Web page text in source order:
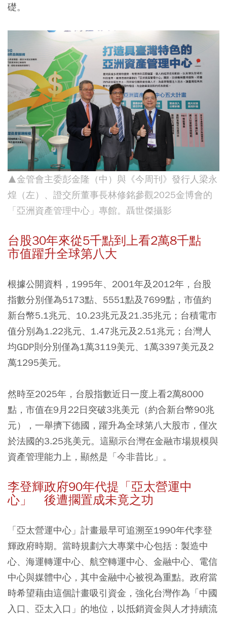
礎。
▲金管會主委彭金隆（中）與《今周刊》發行人梁永
煌（左）、證交所董事長林修銘參觀2025金博會的
「亞洲資產管理中心」專館。聶世傑攝影
台股30年來從5千點到上看2萬8千點
市值躍升全球第八大
根據公開資料，1995年、2001年及2012年，台股
指數分別僅為5173點、5551點及7699點，市值約
新台幣5.1兆元、10.23兆元及21.35兆元；台積電市
值分別為1.22兆元、1.47兆元及2.51兆元；台灣人
均GDP則分別僅為1萬3119美元、1萬3397美元及2
萬1295美元。
然時至2025年，台股指數近日一度上看2萬8000
點，市值在9月22日突破3兆美元（約合新台幣90兆
元），一舉擠下德國，躍升為全球第八大股市，僅次
於法國的3.25兆美元。這顯示台灣在金融市場規模與
資產管理能力上，顯然是「今非昔比」。
李登輝政府90年代提「亞太營運中
心」 後遭擱置成未竟之功
「亞太營運中心」計畫最早可追溯至1990年代李登
輝政府時期。當時規劃六大專業中心包括：製造中
心、海運轉運中心、航空轉運中心、金融中心、電信
中心與媒體中心，其中金融中心被視為重點。政府當
時希望藉由這個計畫吸引資金，強化台灣作為「中國
入口、亞太入口」的地位，以抵銷資金與人才持續流